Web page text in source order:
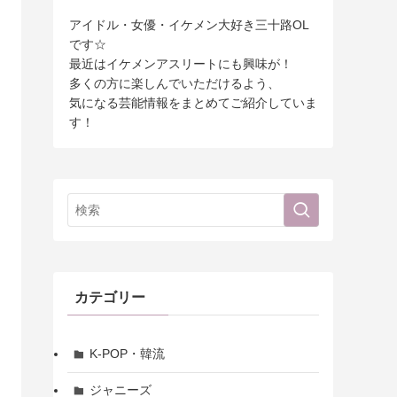
アイドル・女優・イケメン大好き三十路OL
です☆
最近はイケメンアスリートにも興味が！
多くの方に楽しんでいただけるよう、
気になる芸能情報をまとめてご紹介していま
す！
カテゴリー
K-POP・韓流
ジャニーズ